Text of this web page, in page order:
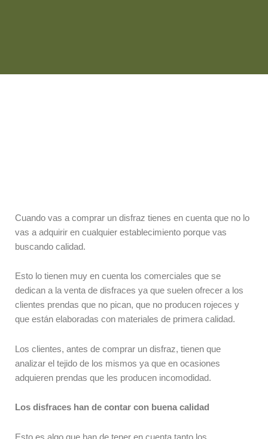
Cuando vas a comprar un disfraz tienes en cuenta que no lo
vas a adquirir en cualquier establecimiento porque vas
buscando calidad.
Esto lo tienen muy en cuenta los comerciales que se
dedican a la venta de disfraces ya que suelen ofrecer a los
clientes prendas que no pican, que no producen rojeces y
que están elaboradas con materiales de primera calidad.
Los clientes, antes de comprar un disfraz, tienen que
analizar el tejido de los mismos ya que en ocasiones
adquieren prendas que les producen incomodidad.
Los disfraces han de contar con buena calidad